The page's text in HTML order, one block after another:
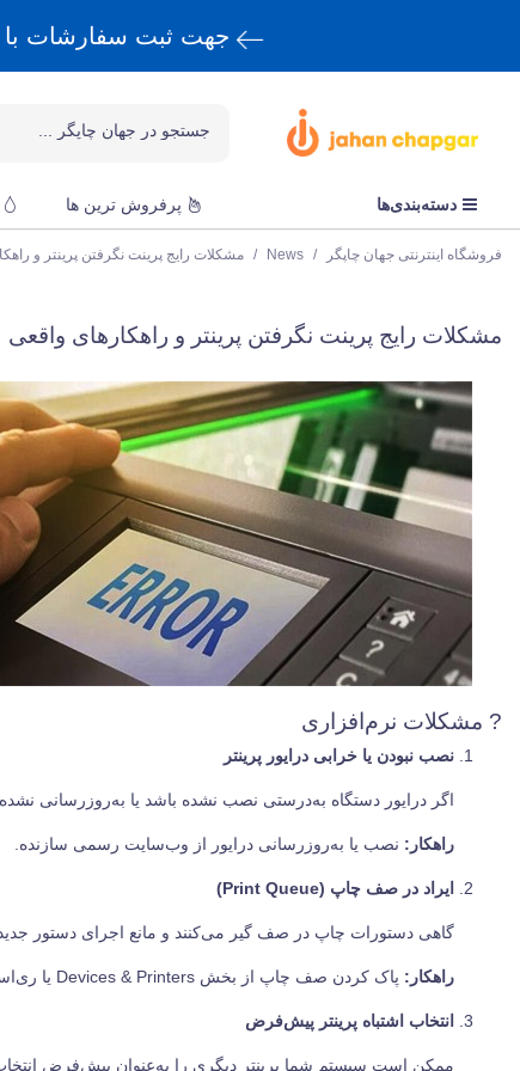
جهت ثبت سفارشات
دسته‌بندی‌ها پرفروش ترین ها
فروشگاه اینترنتی جهان چاپگر /
News
/ مشکلات رایج پرینت نگرفتن پرینتر و
مشکلات رایج پرینت نگرفتن پرینتر و راهکارهای واقعی
? مشکلات نرم‌افزاری
نصب نبودن یا خرابی درایور پرینتر
اگر درایور دستگاه به‌درستی نصب نشده باشد یا به‌روزرسانی
راهکار: نصب یا به‌روزرسانی درایور از وب‌سایت رسمی سازنده.
ایراد در صف چاپ (Print Queue)
گاهی دستورات چاپ در صف گیر می‌کنند و مانع اجرای دستور
راهکار: پاک کردن صف چاپ از بخش Devices & Printers یا ری‌استارت سرویس Print Spooler.
انتخاب اشتباه پرینتر پیش‌فرض
ممکن است سیستم شما پرینتر دیگری را به‌عنوان پیش‌فرض